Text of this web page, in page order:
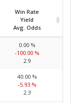
Win Rate
Yield
Avg. Odds
0.00 %
-100.00 %
2.9
40.00 %
-5.93 %
2.3